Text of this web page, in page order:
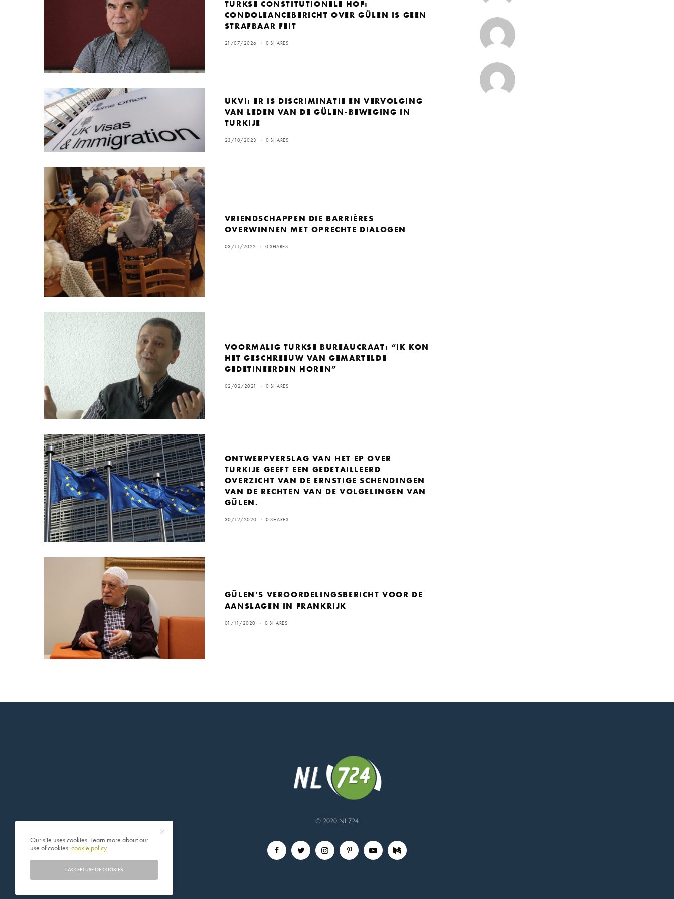
TURKSE CONSTITUTIONELE HOF:
CONDOLEANCEBERICHT OVER GÜLEN IS GEEN
STRAFBAAR FEIT
21/07/2026 0 SHARES
UKVI: ER IS DISCRIMINATIE EN VERVOLGING
VAN LEDEN VAN DE GÜLEN-BEWEGING IN
TURKIJE
23/10/2023 0 SHARES
VRIENDSCHAPPEN DIE BARRIÈRES
OVERWINNEN MET OPRECHTE DIALOGEN
03/11/2022 0 SHARES
VOORMALIG TURKSE BUREAUCRAAT: “IK KON
HET GESCHREEUW VAN GEMARTELDE
GEDETINEERDEN HOREN”
02/02/2021 0 SHARES
ONTWERPVERSLAG VAN HET EP OVER
TURKIJE GEEFT EEN GEDETAILLEERD
OVERZICHT VAN DE ERNSTIGE SCHENDINGEN
VAN DE RECHTEN VAN DE VOLGELINGEN VAN
GÜLEN.
30/12/2020 0 SHARES
GÜLEN’S VEROORDELINGSBERICHT VOOR DE
AANSLAGEN IN FRANKRIJK
01/11/2020 0 SHARES
© 2020 NL724
Our site uses cookies. Learn more about our
use of cookies:cookie policy
I ACCEPT USE OF COOKIES